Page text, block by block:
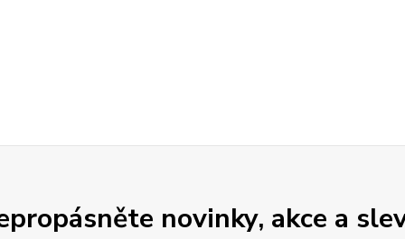
novinky, akce a